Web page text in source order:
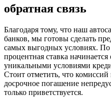
обратная связь
Благодаря тому, что наш
банков, мы готовы сделать
самых выгодных условиях. По
процентная ставка начинается
уникальными условиями
Стоит отметить, что
досрочное погашение
только приветствуется.